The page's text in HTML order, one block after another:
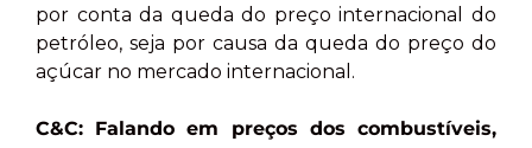
por conta da queda do preço internacional do
petróleo, seja por causa da queda do preço do
açúcar no mercado internacional.
C&C: Falando em preços dos combustíveis,